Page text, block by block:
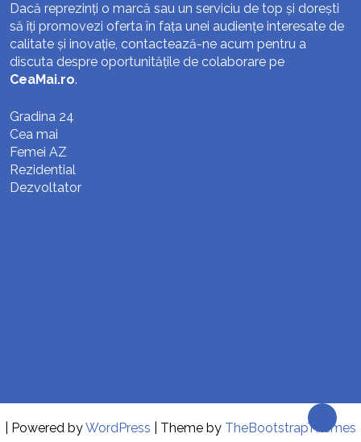
Dacă reprezinți o marcă sau un serviciu de top și dorești
să îți promovezi oferta în fața unei audiențe interesate de
calitate și inovație, contactează-ne acum pentru a
discuta despre oportunitățile de colaborare pe
CeaMai.ro.
Gradina 24
Cea mai
Femei AZ
Rezidential
Dezvoltator
| Powered byWordPress | Theme by TheBootstrapThemes